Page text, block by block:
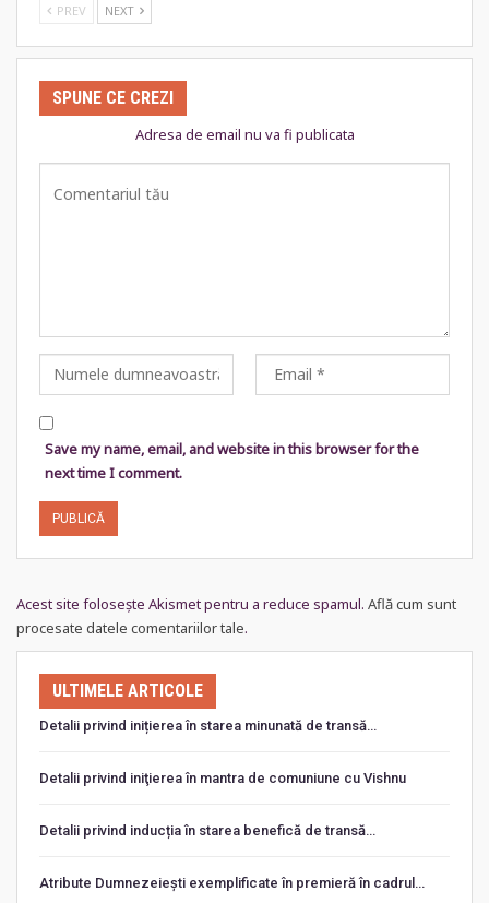
PREV NEXT
SPUNE CE CREZI
Adresa de email nu va fi publicata
Save my name, email, and website in this browser for the
next time I comment.
Acest site folosește Akismet pentru a reduce spamul. Află cum sunt
procesate datele comentariilor tale.
ULTIMELE ARTICOLE
Detalii privind inițierea în starea minunată de transă…
Detalii privind iniţierea în mantra de comuniune cu Vishnu
Detalii privind inducția în starea benefică de transă…
Atribute Dumnezeiești exemplificate în premieră în cadrul…